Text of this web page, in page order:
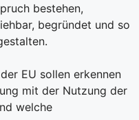
bestehen,
begründet und so
EU sollen erkennen
mit der Nutzung der
welche